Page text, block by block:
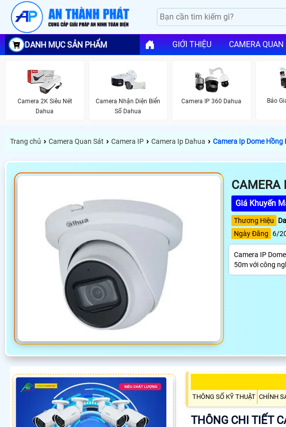
DANH MỤC SẢN PHẨM GIỚI THIỆU CAMERA QUAN
Camera 2K Siêu Nét
Dahua
Camera Nhận Diện Biển
Số Dahua
Camera IP 360 Dahua
Báo
Trang chủ › Camera Quan Sát › Camera IP › Camera Ip Dahua › Camera Ip Dome
CAMERA
Giá Khuyến
Thương Hiệu
Ngày Đăng
6/
Camera IP
50m với công
THÔNG SỐ KỸ THUẬT CHÍNH
THÔNG CHI TIẾT